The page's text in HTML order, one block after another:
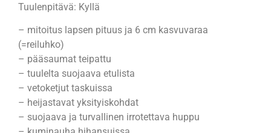
Tuulenpitävä: Kyllä
– mitoitus lapsen pituus ja 6 cm kasvuvaraa
(=reiluhko)
– pääsaumat teipattu
– tuulelta suojaava etulista
– vetoketjut taskuissa
– heijastavat yksityiskohdat
– suojaava ja turvallinen irrotettava huppu